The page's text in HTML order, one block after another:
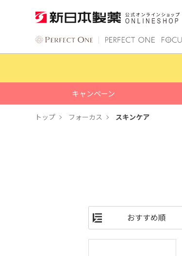
キャンペーン
トップ フォーカス スキンケア